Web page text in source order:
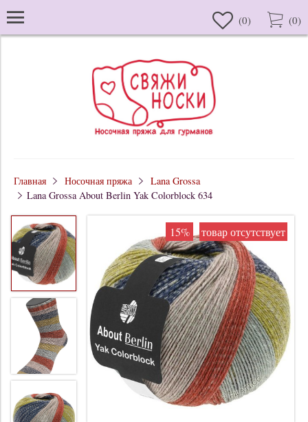
(0) (0)
Главная Носочная пряжа
Lana Grossa
Lana Grossa About Berlin Yak Colorblock 634
15% товар отсутствует